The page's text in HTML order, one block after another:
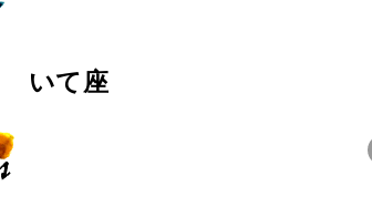
いて座